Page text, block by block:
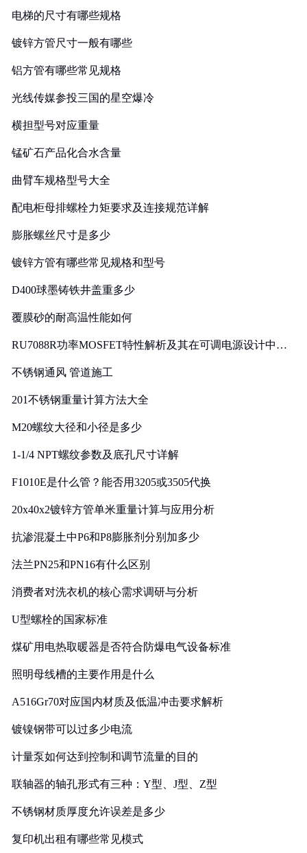
电梯的尺寸有哪些规格
镀锌方管尺寸一般有哪些
铝方管有哪些常见规格
光线传媒参投三国的星空爆冷
横担型号对应重量
锰矿石产品化合水含量
曲臂车规格型号大全
配电柜母排螺栓力矩要求及连接规范详解
膨胀螺丝尺寸是多少
镀锌方管有哪些常见规格和型号
D400球墨铸铁井盖重多少
覆膜砂的耐高温性能如何
RU7088R功率MOSFET特性解析及其在可调电源设计中的
不锈钢通风 管道施工
201不锈钢重量计算方法大全
M20螺纹大径和小径是多少
1-1/4 NPT螺纹参数及底孔尺寸详解
F1010E是什么管？能否用3205或3505代换
20x40x2镀锌方管单米重量计算与应用分析
抗渗混凝土中P6和P8膨胀剂分别加多少
法兰PN25和PN16有什么区别
消费者对洗衣机的核心需求调研与分析
U型螺栓的国家标准
煤矿用电热取暖器是否符合防爆电气设备标准
照明母线槽的主要作用是什么
A516Gr70对应国内材质及低温冲击要求解析
镀镍钢带可以过多少电流
计量泵如何达到控制和调节流量的目的
联轴器的轴孔形式有三种：Y型、J型、Z型
不锈钢材质厚度允许误差是多少
复印机出租有哪些常见模式